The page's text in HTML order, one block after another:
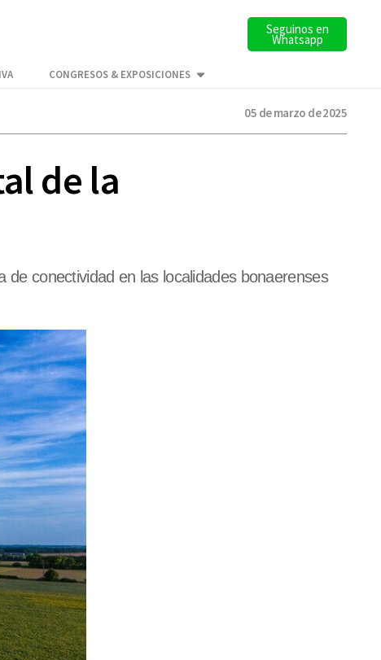
Seguinos en
Whatsapp
CONGRESOS & EXPOSICIONES
05 de marzo de 2025
de la
conectividad en las localidades bonaerenses